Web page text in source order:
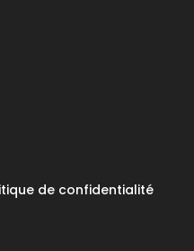
de confidentialité